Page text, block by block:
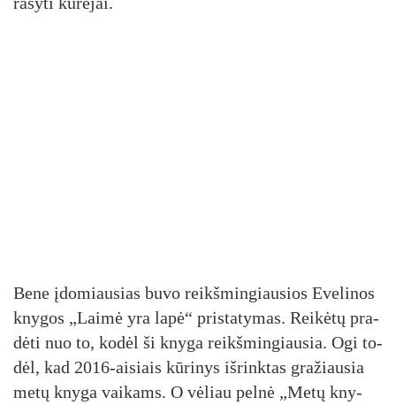
Be­ne įdo­miau­sias bu­vo reikš­min­giau­sios Eve­li­nos
kny­gos „Lai­mė yra la­pė“ pri­sta­ty­mas. Rei­kė­tų pra­
dė­ti nuo to, ko­dėl ši kny­ga reikš­min­giau­sia. Ogi to­
dėl, kad 2016-ai­siais kū­ri­nys iš­rink­tas gra­žiau­sia
me­tų kny­ga vai­kams. O vė­liau pel­nė „Me­tų kny­